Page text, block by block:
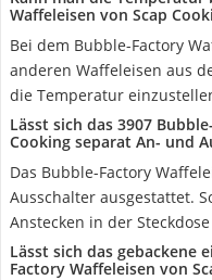
Waffeleisen von Scap
Bei dem Bubble-Factory
anderen Waffeleisen aus
die Temperatur
Lässt sich das 3907
Cooking separat An- und
Das Bubble-Factory
Ausschalter ausgestattet.
Anstecken in der
Lässt sich das gebackene
Factory Waffeleisen von